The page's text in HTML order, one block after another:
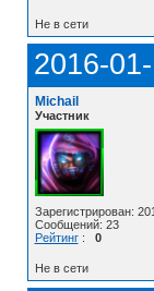
Не в сети
2016-
Michail
Участник
Зарегистрирован:
Сообщений: 23
Рейтинг: 0
Не в сети